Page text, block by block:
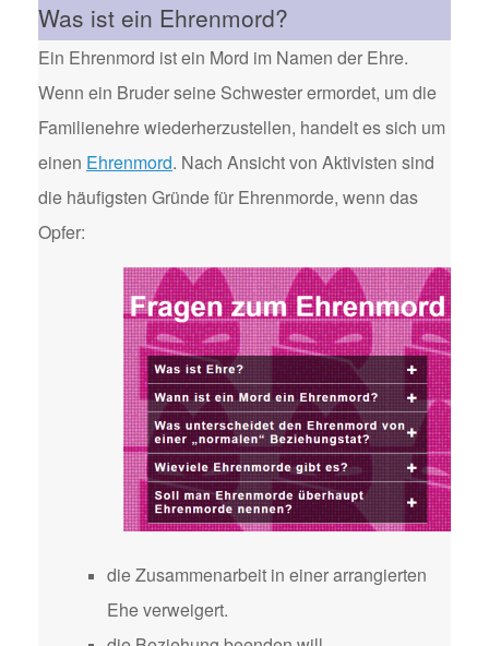
Was ist ein Ehrenmord?
Ein Ehrenmord ist ein Mord im Namen der Ehre.
Wenn ein Bruder seine Schwester ermordet, um die
Familienehre wiederherzustellen, handelt es sich um
einen Ehrenmord. Nach Ansicht von Aktivisten sind
die häufigsten Gründe für Ehrenmorde, wenn das
Opfer:
die Zusammenarbeit in einer arrangierten
Ehe verweigert.